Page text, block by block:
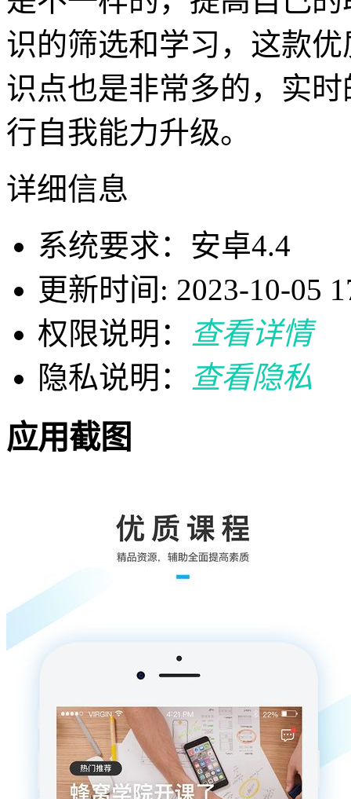
识的筛选和学习，这款
识点也是非常多的，实
行自我能力升级。
详细信息
系统要求：安卓4.4
更新时间: 2023-10-05
权限说明：
查看详情
隐私说明：
查看隐私
应用截图